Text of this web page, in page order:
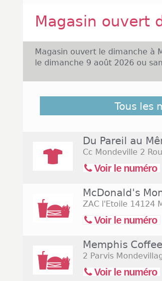
Magasin ouvert
Magasin ouvert le dimanche à
le dimanche 9 août 2026 ou
Mondeville est une commune
située dans la banlieue
grande enseigne de la
et services notamment. Un
boutiques sont ouvertes
exceptionnel le dimanche.
Tous les
Du Pareil au
Cc Mondeville 2
Voir le numéro
McDonald's
ZAC l'Etoile 14124
Voir le numéro
Memphis
2 Parvis
Voir le numéro